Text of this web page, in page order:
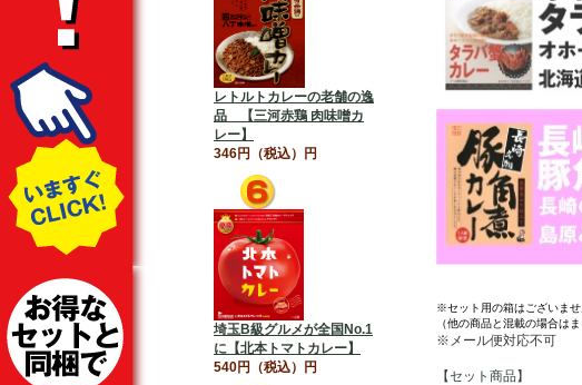
レトルトカレーの老舗の逸
品 【三河赤鶏 肉味噌カ
レー】
346円（税込）円
埼玉B級グルメが全国No.1
に【北本トマトカレー】
540円（税込）円
※セット用の箱はございませ
（他の商品と混載の場合は
※メール便対応不可
【セット商品】